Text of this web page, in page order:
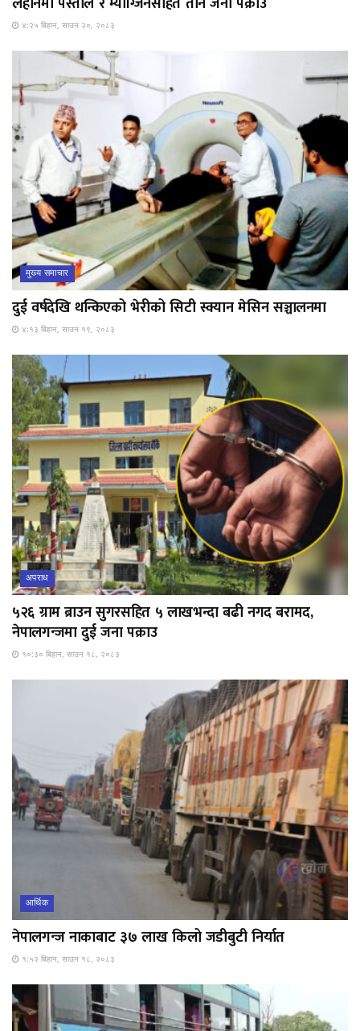
४:२५ बिहान, साउन २०, २०८३
मुख्य समाचार
दुई वर्षदेखि थन्किएको भेरीको सिटी स्क्यान मेसिन सञ्चालनमा
४:१३ बिहान, साउन १९, २०८३
अपराध
५२६ ग्राम ब्राउन सुगरसहित ५ लाखभन्दा बढी नगद बरामद,
नेपालगन्जमा दुई जना पक्राउ
१०:३० बिहान, साउन १८, २०८३
आर्थिक
नेपालगन्ज नाकाबाट ३७ लाख किलो जडीबुटी निर्यात
१:५२ बिहान, साउन १८, २०८३